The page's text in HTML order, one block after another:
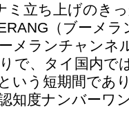
ミ立ち上げのき
（ブーメ
メランチャンネ
で、タイ国内で
いう短期間であ
知度ナンバーワ